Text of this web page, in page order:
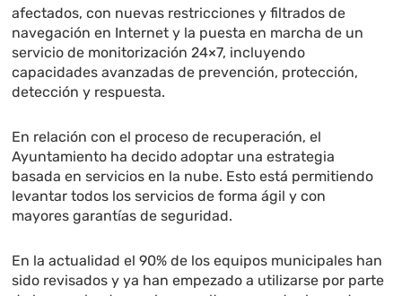
afectados, con nuevas restricciones y filtrados de
navegación en Internet y la puesta en marcha de un
servicio de monitorización 24×7, incluyendo
capacidades avanzadas de prevención, protección,
detección y respuesta.
En relación con el proceso de recuperación, el
Ayuntamiento ha decido adoptar una estrategia
basada en servicios en la nube. Esto está permitiendo
levantar todos los servicios de forma ágil y con
mayores garantías de seguridad.
En la actualidad el 90% de los equipos municipales han
sido revisados y ya han empezado a utilizarse por parte